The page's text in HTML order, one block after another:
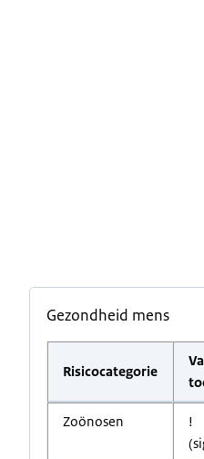
Gezondheid mens
Risicocategorie
Zoönosen
!